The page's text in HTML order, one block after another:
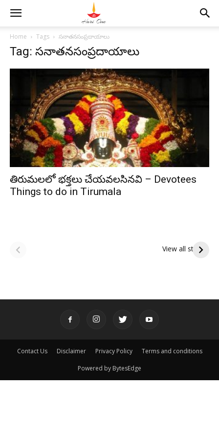
Home Tags సనాతనసంప్రదాయాలు
Tag: సనాతనసంప్రదాయాలు
తిరుమలలో భక్తలు చేయవలసినవి – Devotees
Things to do in Tirumala
View all stories
పితృదేవతల ఆశీర్వాదం
ఇంద్రకీలాద్రి గిరి ప్రదక్షిణ
Contact Us Disclaimer Privacy Policy Terms and conditions
Powered by BytesEdge